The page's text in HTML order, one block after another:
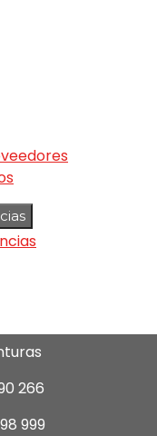
266
999